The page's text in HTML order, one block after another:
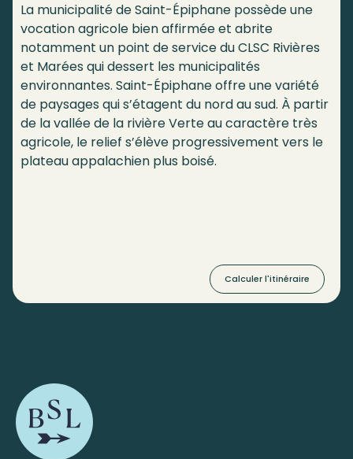
La municipalité de Saint-Épiphane possède une
vocation agricole bien affirmée et abrite
notamment un point de service du CLSC Rivières
et Marées qui dessert les municipalités
environnantes. Saint-Épiphane offre une variété
de paysages qui s’étagent du nord au sud. À partir
de la vallée de la rivière Verte au caractère très
agricole, le relief s’élève progressivement vers le
plateau appalachien plus boisé.
Calculer l'itinéraire